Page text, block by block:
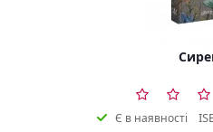
Є в наявності